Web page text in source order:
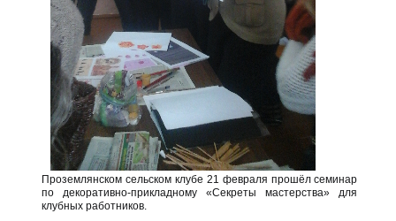
Проземлянском сельском клубе 21 февраля прошёл семинар
по декоративно-прикладному «Секреты мастерства» для
клубных работников.